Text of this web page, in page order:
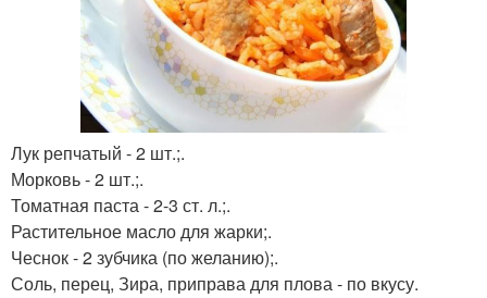
Лук репчатый - 2 шт.;.
Морковь - 2 шт.;.
Томатная паста - 2-3 ст. л.;.
Растительное масло для жарки;.
Чеснок - 2 зубчика (по желанию);.
Соль, перец, Зира, приправа для плова - по вкусу.